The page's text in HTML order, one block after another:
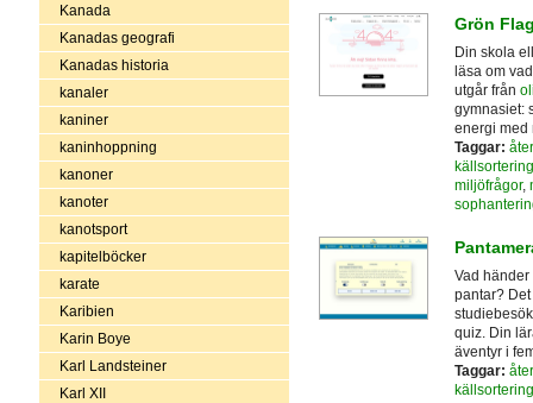
Kanada
Kanadas geografi
Kanadas historia
kanaler
kaniner
kaninhoppning
kanoner
kanoter
kanotsport
kapitelböcker
karate
Karibien
Karin Boye
Karl Landsteiner
Karl XII
Grön
Din skola
läsa om
utgår från
gymnasiet:
energi med
Taggar:
källsortering
miljöfrågor,
Vad händer
pantar?
quiz. Din
äventyr i
Taggar:
källsortering